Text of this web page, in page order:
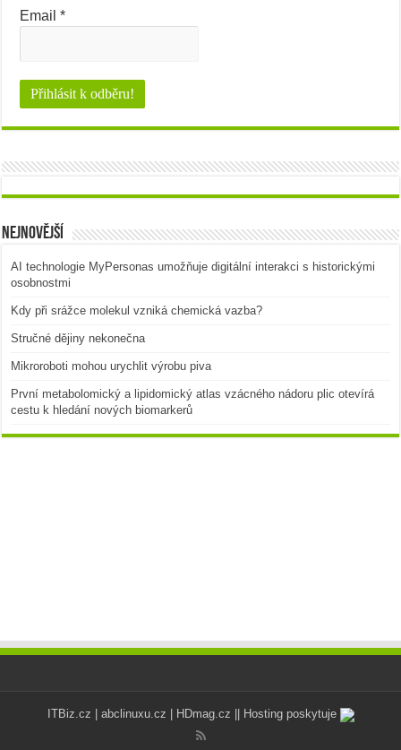
Email*
Nejnovější
AI technologie MyPersonas umožňuje digitální interakci s historickými
osobnostmi
Kdy při srážce molekul vzniká chemická vazba?
Stručné dějiny nekonečna
Mikroroboti mohou urychlit výrobu piva
První metabolomický a lipidomický atlas vzácného nádoru plic otevírá
cestu k hledání nových biomarkerů
ITBiz.cz abclinuxu.cz HDmag.cz || Hosting poskytuje